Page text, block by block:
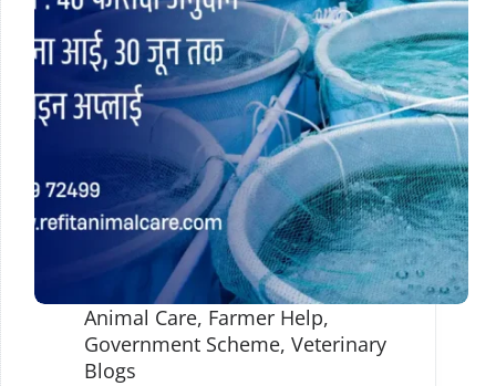
Animal Care, Farmer Help,
Government Scheme, Veterinary
Blogs